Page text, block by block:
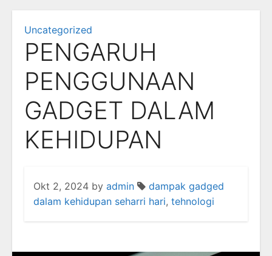
Uncategorized
PENGARUH
PENGGUNAAN
GADGET DALAM
KEHIDUPAN
Okt 2, 2024 by admin
dampak gadged
dalam kehidupan seharri hari, tehnologi